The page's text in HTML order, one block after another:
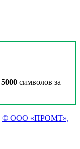
5000 символов за
© ООО «ПРОМТ»,